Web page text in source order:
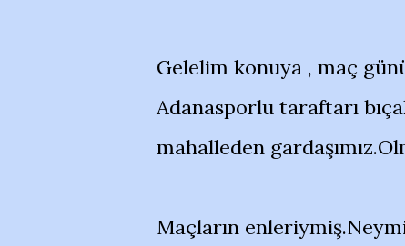
Gelelim konuya , maç
Adanasporlu taraftarı
mahalleden
Maçların